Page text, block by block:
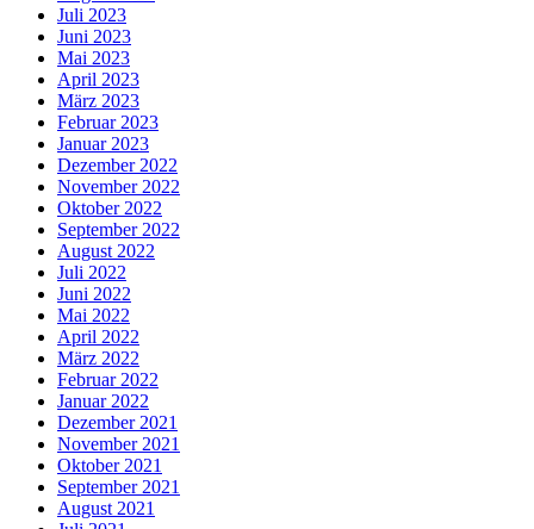
Juli 2023
Juni 2023
Mai 2023
April 2023
März 2023
Februar 2023
Januar 2023
Dezember 2022
November 2022
Oktober 2022
September 2022
August 2022
Juli 2022
Juni 2022
Mai 2022
April 2022
März 2022
Februar 2022
Januar 2022
Dezember 2021
November 2021
Oktober 2021
September 2021
August 2021